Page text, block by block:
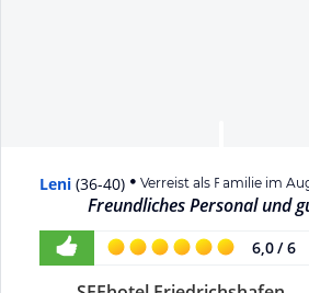
Leni (36-40) Verreist als Familie im
Freundliches Personal und
6,0/ 6